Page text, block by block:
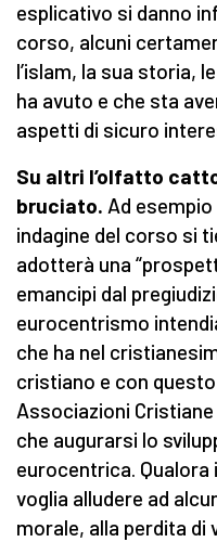
esplicativo si danno
corso, alcuni
l’islam, la sua storia,
ha avuto e che sta
aspetti di sicuro
Su altri l’olfatto
bruciato. Ad
indagine del corso si
adotterà una
emancipi dal
eurocentrismo
che ha nel
cristiano e con
Associazioni
che augurarsi lo
eurocentrica.
voglia alludere ad
morale, alla perdita di